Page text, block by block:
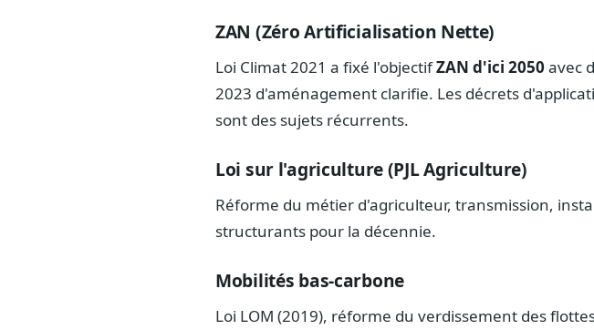
ZAN (Zéro Artificialisation Nette)
Loi Climat 2021 a fixé l'objectifZAN d'ici 2050 avec
2023 d'aménagement clarifie. Les décrets
sont des sujets récurrents.
Loi sur l'agriculture (PJL Agriculture)
Réforme du métier d'agriculteur, transmission,
structurants pour la décennie.
Mobilités bas-carbone
Loi LOM (2019), réforme du verdissement des